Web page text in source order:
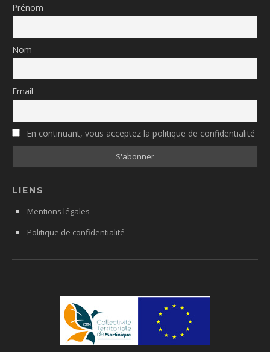
Prénom
Nom
Email
En continuant, vous acceptez la politique de confidentialité
LIENS
Mentions légales
Politique de confidentialité